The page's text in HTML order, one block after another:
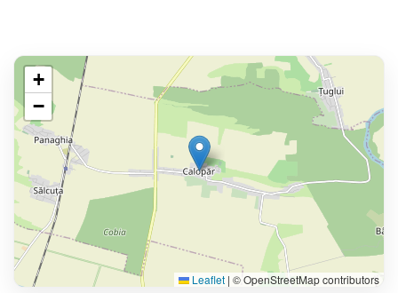
+
−
Leaflet | © OpenStreetMap contributors